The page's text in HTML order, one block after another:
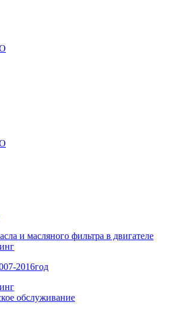
и масляного фильтра в двигателе
2016год
обслуживание